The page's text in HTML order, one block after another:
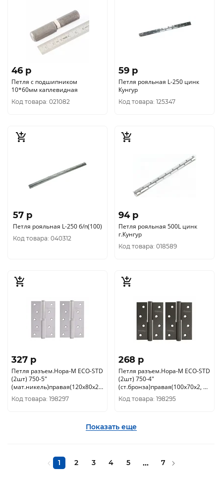
46 p
Петля с подшипником
10*60мм каплевидная
Код товара: 021082
59 p
Петля рояльная L-250 цинк
Кунгур
Код товара: 125347
57 p
Петля рояльная L-250 б/п(100)
Код товара: 040312
94 p
Петля рояльная 500L цинк
г.Кунгур
Код товара: 018589
327 p
Петля разъем.Нора-М ECO-STD
(2шт) 750-5"
(мат.никель)правая(120х80х2,
5)(100)
Код товара: 198297
268 p
Петля разъем.Нора-М ECO-STD
(2шт) 750-4"
(ст.бронза)правая(100х70х2, 5)
(100)
Код товара: 198295
Показать еще
1 2 3 4 5 ... 7